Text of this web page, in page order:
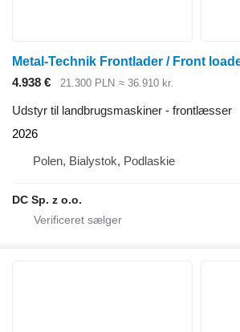
4.938 € 21.300 PLN ≈ 36.910 kr.
Udstyr til landbrugsmaskiner - frontlæsser
2026
Polen, Bialystok, Podlaskie
DC Sp. z o.o.